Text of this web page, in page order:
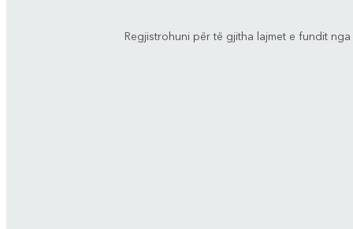
Regjistrohuni për të gjitha lajmet e fundit